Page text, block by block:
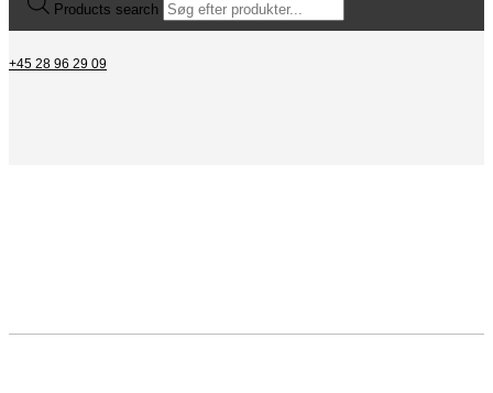
Products search
+45 28 96 29 09